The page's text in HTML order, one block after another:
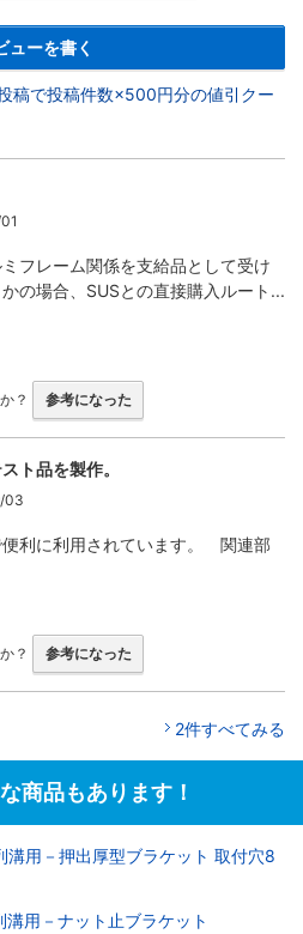
ューを書く
稿で投稿件数×500円分の値引クー
フレーム関係を支給品として受け
の場合、SUSとの直接購入ルート...
？ 参考になった
ト品を製作。
3
03
利に利用されています。 関連部
？ 参考になった
2件すべてみる
商品もあります！
用－押出厚型ブラケット 取付穴8
用－ナット止ブラケット